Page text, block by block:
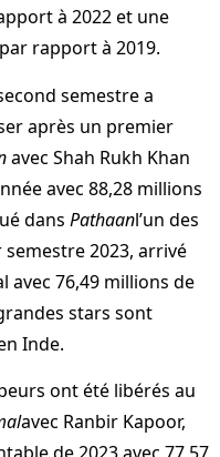
à 2022 et une
rapport à 2019.
semestre a
après un premier
avec Shah Rukh Khan
avec 88,28 millions
dans Pathaanl’un des
2023, arrivé
avec 76,49 millions de
stars sont
Inde.
ont été libérés au
avec Ranbir Kapoor,